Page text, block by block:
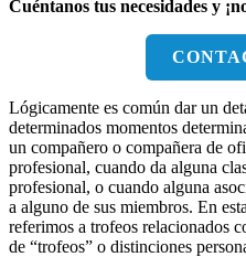
Cuéntanos tus necesidades y
Lógicamente es común dar un
determinados momentos
un compañero o compañera de
profesional, cuando da alguna
profesional, o cuando alguna
a alguno de sus miembros. En
referimos a trofeos relacionados
de “trofeos” o distinciones